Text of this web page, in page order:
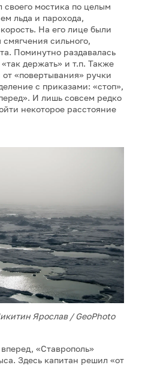
своего мостика по целым
льда и парохода,
На его лице были
сильного,
Поминутно раздавалась
держать» и т.п. Также
«повертывания» ручки
с приказами: «стоп»,
И лишь совсем редко
некоторое расстояние
Ярослав / GeoPhoto
«Ставрополь»
Здесь капитан решил «от